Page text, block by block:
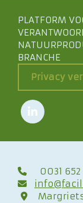
PLATFORM
BRANCHE
Privacy
 0031 652

